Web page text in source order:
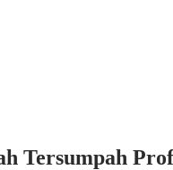
Tersumpah